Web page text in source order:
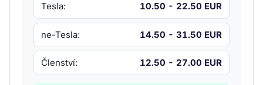
Tesla: 10.50 - 22.50 EUR
ne-Tesla: 14.50 - 31.50 EUR
Členství: 12.50 - 27.00 EUR